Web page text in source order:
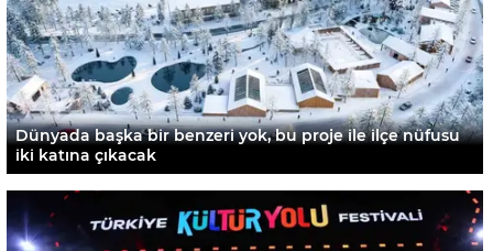
Dünyada başka bir benzeri yok, bu proje ile ilçe nüfusu
iki katına çıkacak